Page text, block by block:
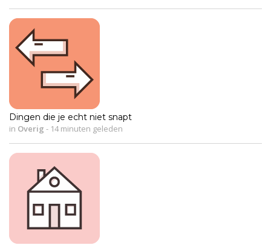
Dingen die je echt niet snapt
in Overig - 14 minuten geleden